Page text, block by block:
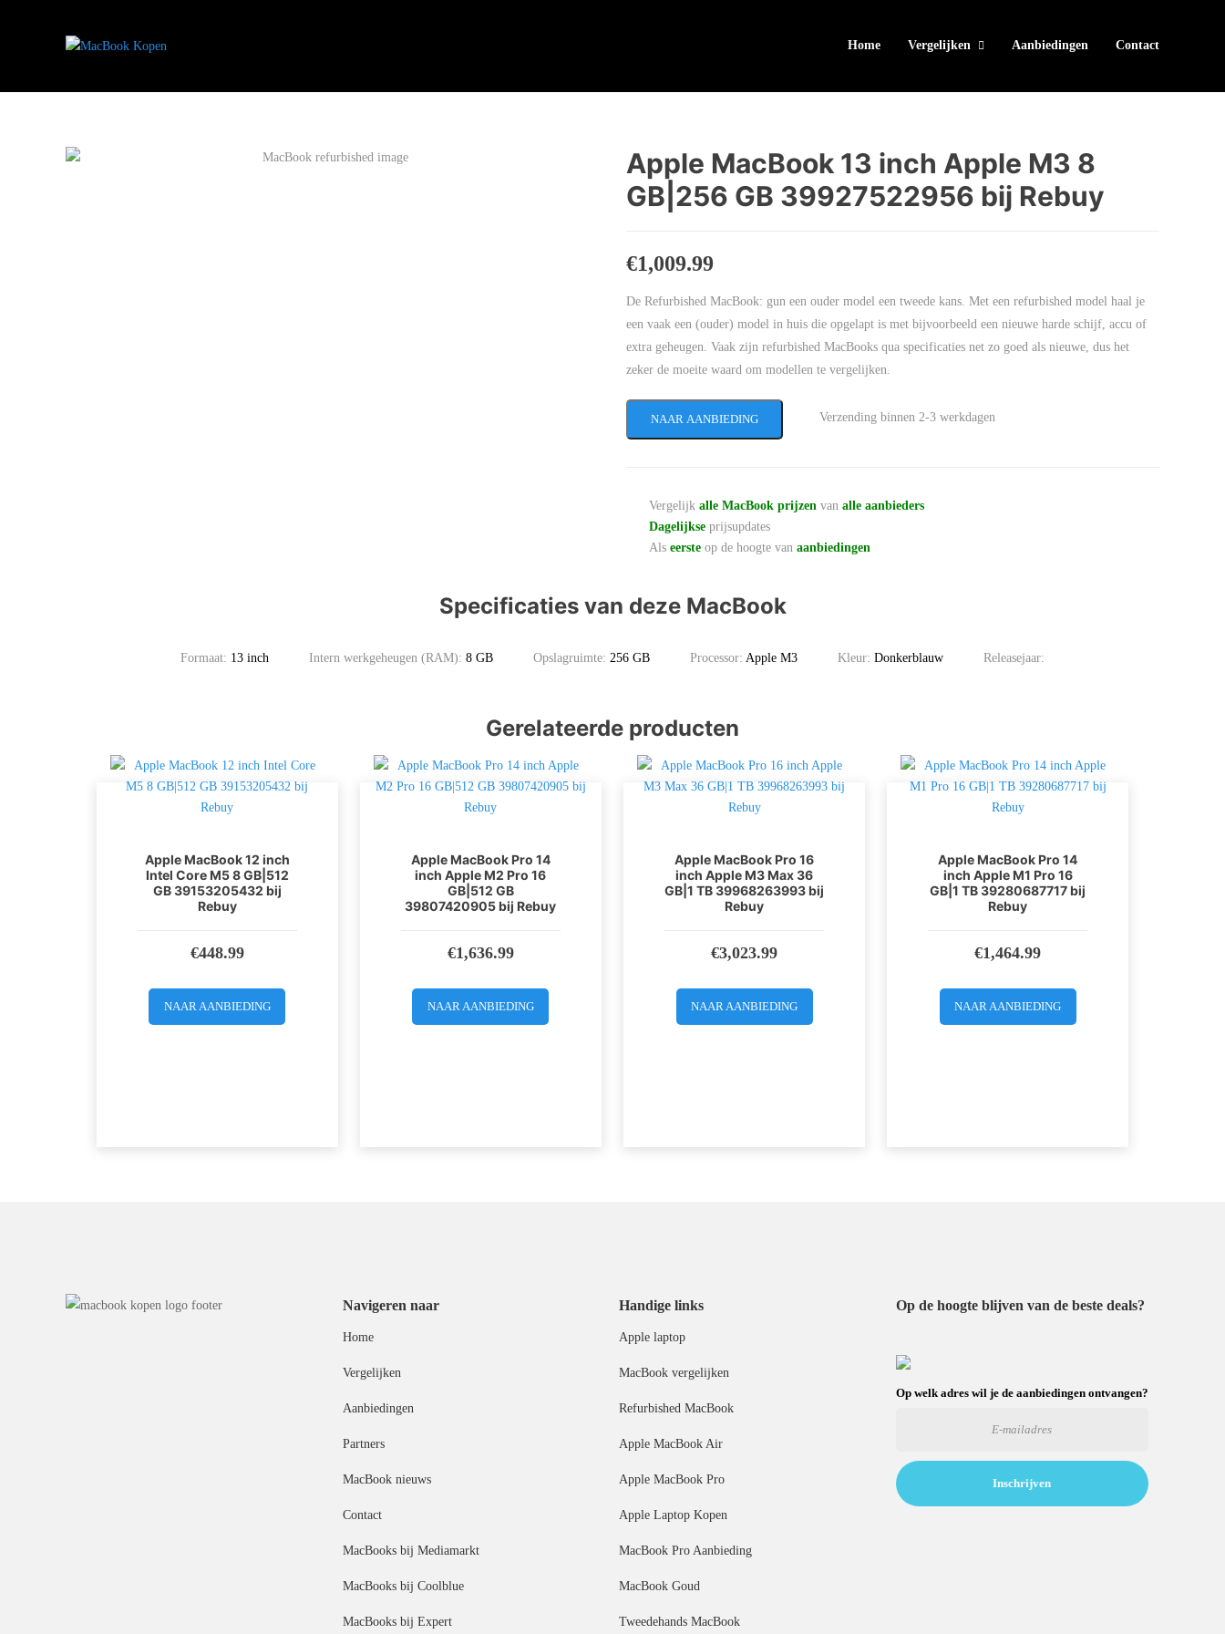
Home Vergelijken Aanbiedingen Contact
Apple MacBook 13 inch Apple M3 8
GB|256 GB 39927522956 bij Rebuy
€1,009.99
De Refurbished MacBook: gun een ouder model een tweede kans. Met een refurbished model haal je
een vaak een (ouder) model in huis die opgelapt is met bijvoorbeeld een nieuwe harde schijf, accu of
extra geheugen. Vaak zijn refurbished MacBooks qua specificaties net zo goed als nieuwe, dus het
zeker de moeite waard om modellen te vergelijken.
NAAR AANBIEDING Verzending binnen 2-3 werkdagen
Vergelijk alle MacBook prijzen van alle aanbieders
Dagelijkse prijsupdates
Als eerste op de hoogte van aanbiedingen
Specificaties van deze MacBook
Formaat: 13 inch Intern werkgeheugen (RAM): 8 GB Opslagruimte: 256 GB Processor: Apple M3 Kleur: Donkerblauw Releasejaar:
Gerelateerde producten
Apple MacBook 12 inch
Intel Core M5 8 GB|512
GB 39153205432 bij
Rebuy
€448.99
NAAR AANBIEDING
Apple MacBook Pro 14
inch Apple M2 Pro 16
GB|512 GB
39807420905 bij Rebuy
€1,636.99
NAAR AANBIEDING
Apple MacBook Pro 16
inch Apple M3 Max 36
GB|1 TB 39968263993 bij
Rebuy
€3,023.99
NAAR AANBIEDING
Apple MacBook Pro 14
inch Apple M1 Pro 16
GB|1 TB 39280687717 bij
Rebuy
€1,464.99
NAAR AANBIEDING
Navigeren naar
Home
Vergelijken
Aanbiedingen
Partners
MacBook nieuws
Contact
MacBooks bij Mediamarkt
MacBooks bij Coolblue
MacBooks bij Expert
Handige links
Apple laptop
MacBook vergelijken
Refurbished MacBook
Apple MacBook Air
Apple MacBook Pro
Apple Laptop Kopen
MacBook Pro Aanbieding
MacBook Goud
Tweedehands MacBook
Op de hoogte blijven van de beste deals?
Op welk adres wil je de aanbiedingen ontvangen?